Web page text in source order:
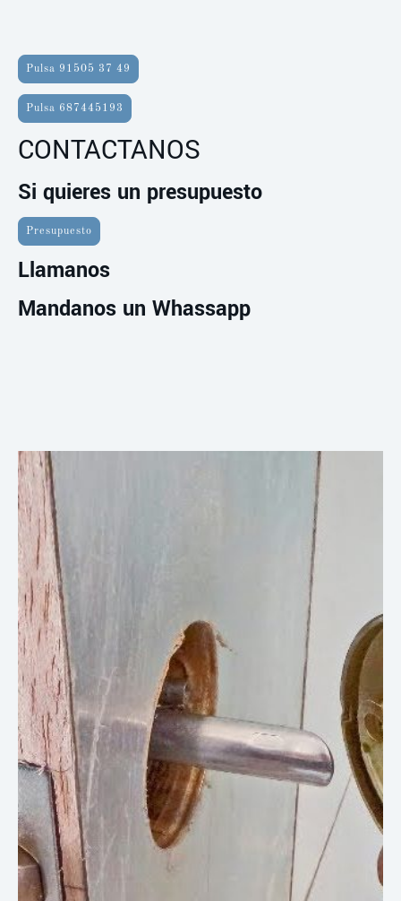
Pulsa 91505 37 49
Pulsa 687445193
CONTACTANOS
Si quieres un presupuesto
Presupuesto
Llamanos
Mandanos un Whassapp